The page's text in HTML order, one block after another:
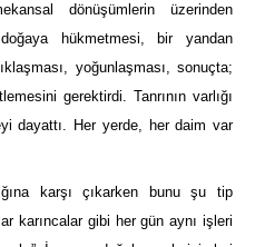
dönüşümlerin üzerinden
hükmetmesi, bir yandan
yoğunlaşması, sonuçta;
gerektirdi. Tanrının varlığı
dayattı. Her yerde, her daim var
karşı çıkarken bunu şu tip
karıncalar gibi her gün aynı işleri